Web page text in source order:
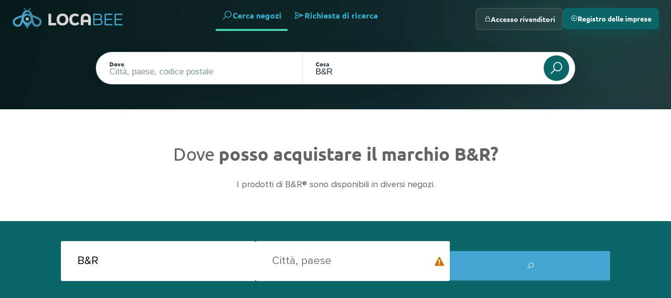
Cerca negozi Richiesta di ricerca
Dove Cosa
Accesso rivenditori Registro delle imprese
Dove posso acquistare il marchio B&R?
I prodotti di B&R® sono disponibili in diversi negozi.